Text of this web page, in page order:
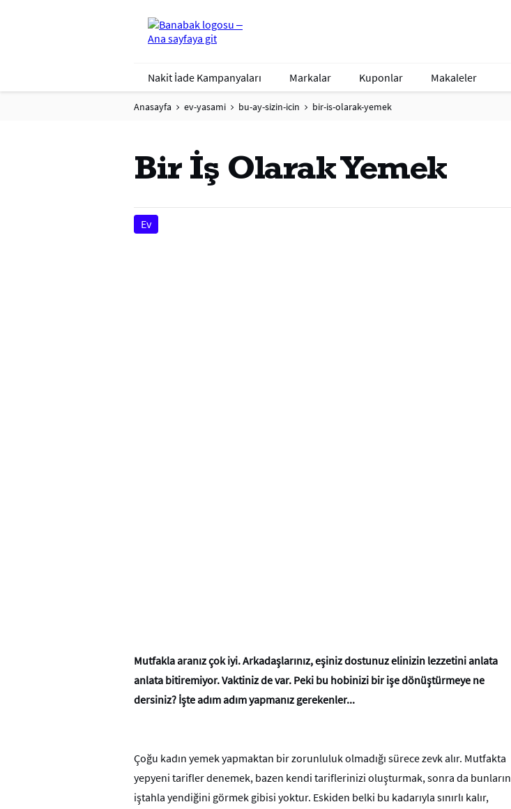
Nakit İade Kampanyaları Markalar Kuponlar Makaleler
Anasayfa ev-yasami bu-ay-sizin-icin bir-is-olarak-yemek
Bir İş Olarak Yemek
Ev
Mutfakla aranız çok iyi. Arkadaşlarınız, eşiniz dostunuz elinizin lezzetini anlata
anlata bitiremiyor. Vaktiniz de var. Peki bu hobinizi bir işe dönüştürmeye ne
dersiniz? İşte adım adım yapmanız gerekenler...
Çoğu kadın yemek yapmaktan bir zorunluluk olmadığı sürece zevk alır. Mutfakta
yepyeni tarifler denemek, bazen kendi tariflerinizi oluşturmak, sonra da bunların
iştahla yendiğini görmek gibisi yoktur. Eskiden belki bu kadarıyla sınırlı kalır,